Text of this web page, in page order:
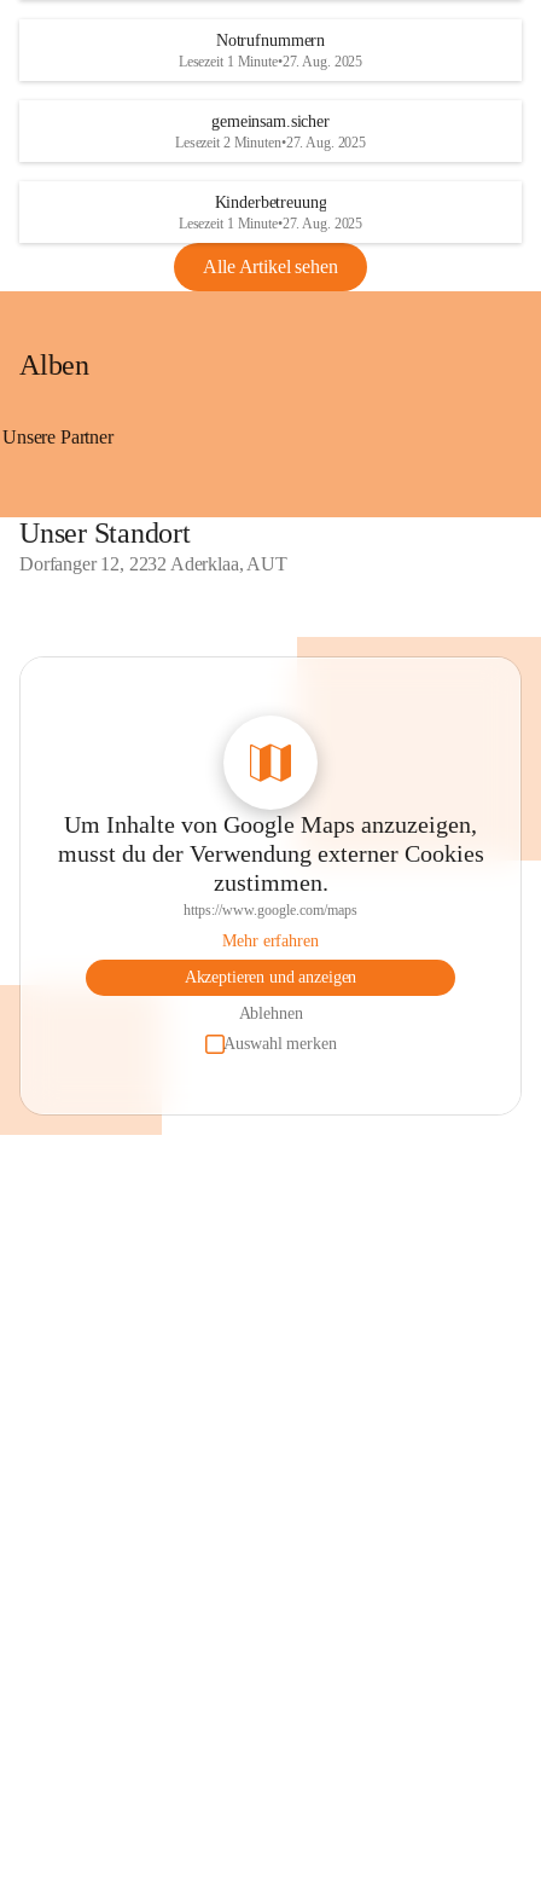
Notrufnummern
Lesezeit 1 Minute•27. Aug. 2025
gemeinsam.sicher
Lesezeit 2 Minuten•27. Aug. 2025
Kinderbetreuung
Lesezeit 1 Minute•27. Aug. 2025
Alle Artikel sehen
Alben
Unsere Partner
Unser Standort
Dorfanger 12, 2232 Aderklaa, AUT
Um Inhalte von Google Maps anzuzeigen,
musst du der Verwendung externer Cookies
zustimmen.
https://www.google.com/maps
Mehr erfahren
Akzeptieren und anzeigen
Ablehnen
Auswahl merken